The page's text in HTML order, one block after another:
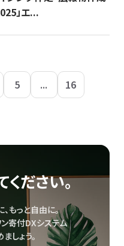
」エ...
5 ... 16
ださい。
もっと自由に。
寄付DXシステム
しょう。